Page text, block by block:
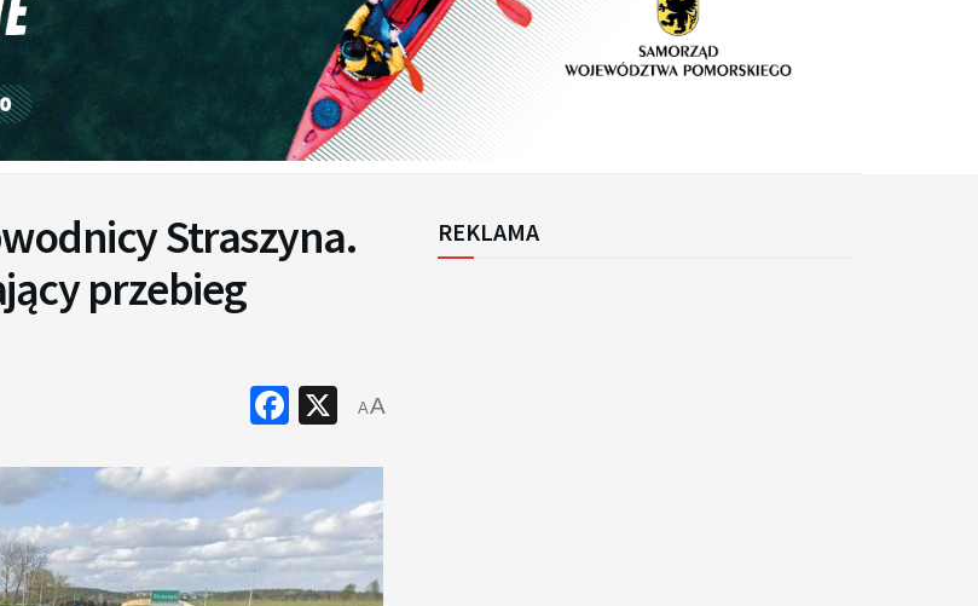
Straszyna.
przebieg
Facebook
X
AA
REKLAMA